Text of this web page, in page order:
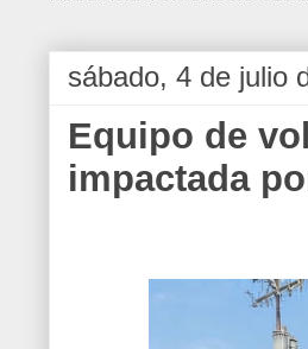
sábado, 4 de julio
Equipo de
impactada